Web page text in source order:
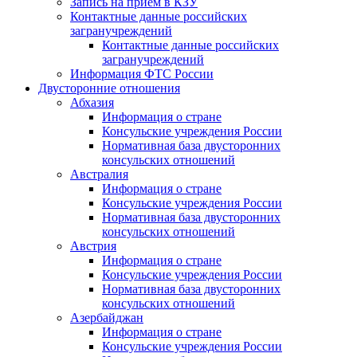
Контактные данные российских
загранучреждений
Контактные данные российских
загранучреждений
Информация ФТС России
Двусторонние отношения
Абхазия
Информация о стране
Консульские учреждения России
Нормативная база двусторонних
консульских отношений
Австралия
Информация о стране
Консульские учреждения России
Нормативная база двусторонних
консульских отношений
Австрия
Информация о стране
Консульские учреждения России
Нормативная база двусторонних
консульских отношений
Азербайджан
Информация о стране
Консульские учреждения России